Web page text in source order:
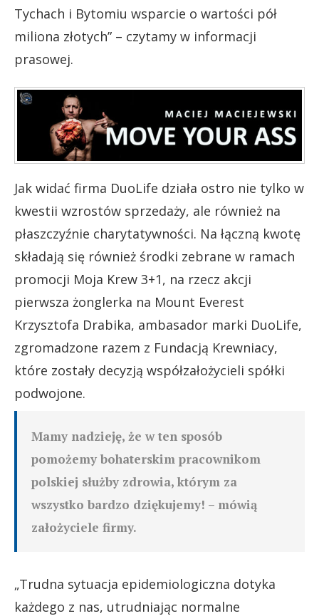
Tychach i Bytomiu wsparcie o wartości pół
miliona złotych” – czytamy w informacji
prasowej.
Jak widać firma DuoLife działa ostro nie tylko w
kwestii wzrostów sprzedaży, ale również na
płaszczyźnie charytatywności. Na łączną kwotę
składają się również środki zebrane w ramach
promocji Moja Krew 3+1, na rzecz akcji
pierwsza żonglerka na Mount Everest
Krzysztofa Drabika, ambasador marki DuoLife,
zgromadzone razem z Fundacją Krewniacy,
które zostały decyzją współzałożycieli spółki
podwojone.
Mamy nadzieję, że w ten sposób
pomożemy bohaterskim pracownikom
polskiej służby zdrowia, którym za
wszystko bardzo dziękujemy! – mówią
założyciele firmy.
„Trudna sytuacja epidemiologiczna dotyka
każdego z nas, utrudniając normalne